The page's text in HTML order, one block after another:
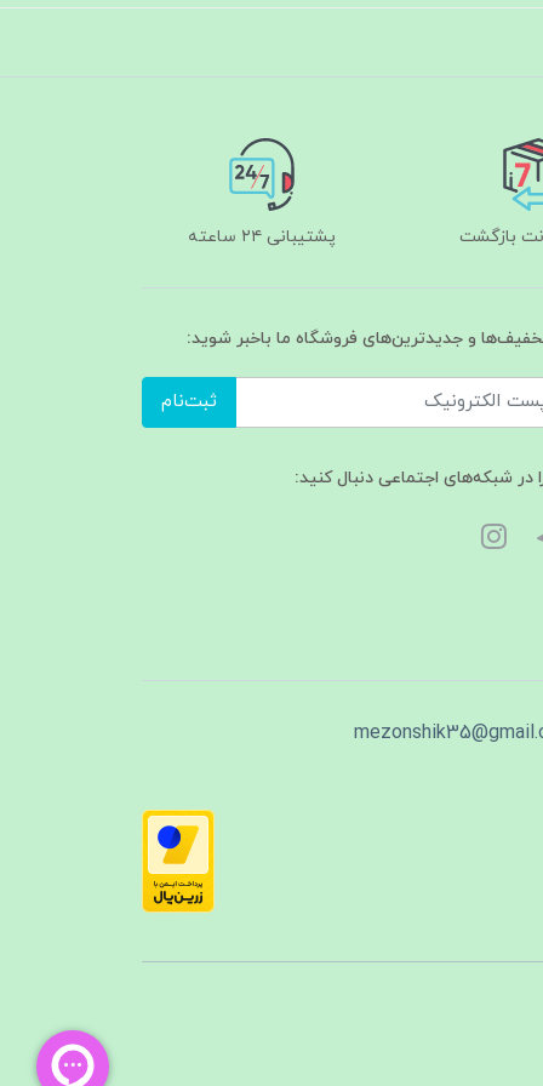
پشتیبانی ۲۴ ساعته
و جدیدترین‌های فروشگاه ما باخبر شوید:
ثبت‌نام
در شبکه‌های اجتماعی دنبال کنید: